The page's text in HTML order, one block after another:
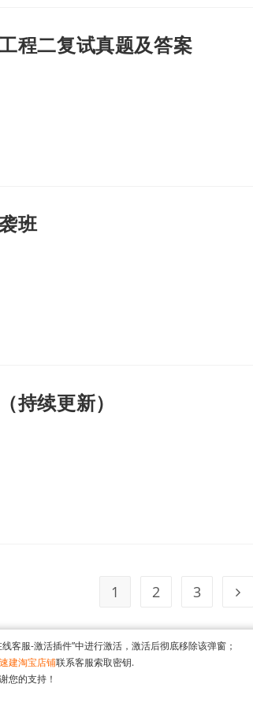
程二复试真题及答案
班
持续更新）
1 2 3
客服-激活插件”中进行激活，激活后彻底移除该弹窗；
建淘宝店铺联系客服索取密钥.
您的支持！